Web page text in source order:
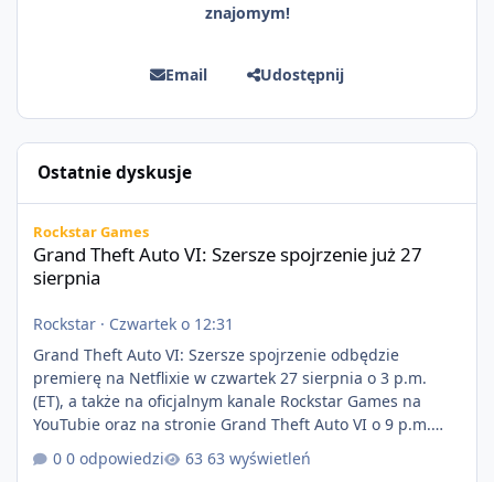
znajomym!
Email Udostępnij
Ostatnie dyskusje
Rockstar Games
Grand Theft Auto VI: Szersze spojrzenie już 27
sierpnia
Rockstar · Czwartek o 12:31
Grand Theft Auto VI: Szersze spojrzenie odbędzie
premierę na Netflixie w czwartek 27 sierpnia o 3 p.m.
(ET), a także na oficjalnym kanale Rockstar Games na
YouTubie oraz na stronie Grand Theft Auto VI o 9 p.m.
(ET) 27 sierpnia. https://netflix.com/GTAVI Grand Theft
Auto VI będzie dostępne 19 listopada na PlayStation 5
0 odpowiedzi 63 wyświetleń